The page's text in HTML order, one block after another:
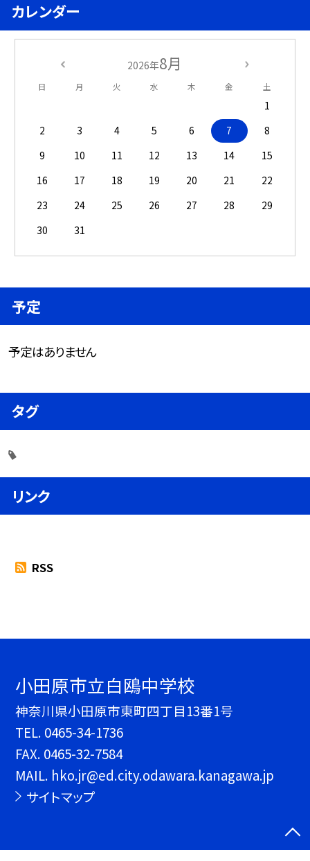
カレンダー
2026年8月
日 月 火 水 木 金 土
1
2
3 4 5 6 7
8
9
10 11 12 13 14
15
16
17 18 19 20 21
22
23
24 25 26 27 28
29
30
31
予定
予定はありません
タグ
リンク
RSS
小田原市立白鴎中学校
神奈川県小田原市東町四丁目13番1号
TEL. 0465-34-1736
FAX. 0465-32-7584
MAIL. hko.jr@ed.city.odawara.kanagawa.jp
サイトマップ